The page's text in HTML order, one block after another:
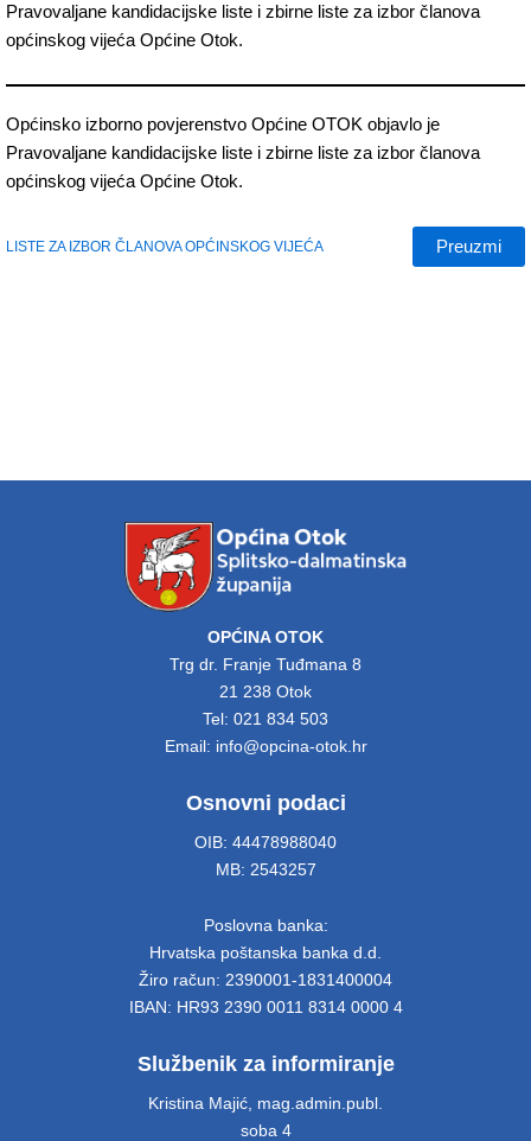
Pravovaljane kandidacijske liste i zbirne liste za izbor članova
općinskog vijeća Općine Otok.
Općinsko izborno povjerenstvo Općine OTOK objavlo je
Pravovaljane kandidacijske liste i zbirne liste za izbor članova
općinskog vijeća Općine Otok.
LISTE ZA IZBOR ČLANOVA OPĆINSKOG VIJEĆA Preuzmi
OPĆINA OTOK
Trg dr. Franje Tuđmana 8
21 238 Otok
Tel: 021 834 503
Email: info@opcina-otok.hr
Osnovni podaci
OIB: 44478988040
MB: 2543257
Poslovna banka:
Hrvatska poštanska banka d.d.
Žiro račun: 2390001-1831400004
IBAN: HR93 2390 0011 8314 0000 4
Službenik za informiranje
Kristina Majić, mag.admin.publ.
soba 4